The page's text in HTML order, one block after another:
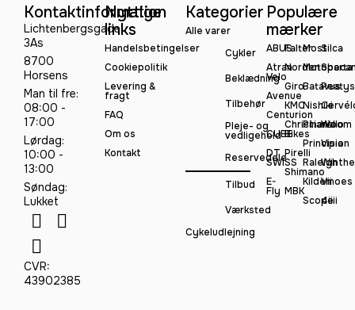
Kontaktinformation
Lichtenbergsgade
3As
8700
Horsens
Man til fre:
08:00 -
17:00
Lørdag:
10:00 -
13:00
Søndag:
Lukket
CVR:
43902385
Nyttige
links
Handelsbetingelser
Cookiepolitik
Levering &
fragt
FAQ
Om os
Kontakt
Kategorier
Alle varer
Cykler
Beklædning
Tilbehør
Pleje- og
vedligehold
Reservedele
Tilbud
Værksted
Cykeludlejning
Populære
mærker
ABUS
Atran
Velo
Avenue
Centurion
CUBE
DT
SWISS
E-
Fly
Falter
Norden
Giro
KMC
Christiania
Bikes
Pirelli
Shimano
MBK
Most
Batavus
Nishiki
Pinarello
Principia
Raleigh
Kildemoes
Scope
Silca
Sparta
Peatys
Woom
Vision
Vii
4iiii